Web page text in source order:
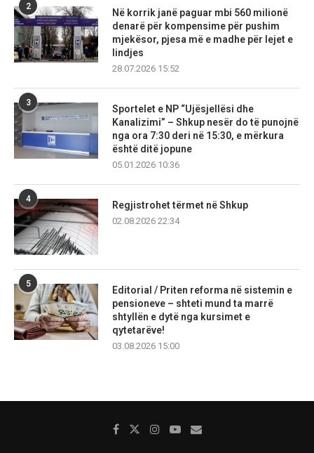
2
Në korrik janë paguar mbi 560 milionë
denarë për kompensime për pushim
mjekësor, pjesa më e madhe për lejet e
lindjes
28.07.2026 15:52
3
Sportelet e NP “Ujësjellësi dhe
Kanalizimi” – Shkup nesër do të punojnë
nga ora 7:30 deri në 15:30, e mërkura
është ditë jopune
05.01.2026 10:36
4
Regjistrohet tërmet në Shkup
02.08.2026 22:34
5
Editorial / Priten reforma në sistemin e
pensioneve – shteti mund ta marrë
shtyllën e dytë nga kursimet e
qytetarëve!
03.08.2026 15:00